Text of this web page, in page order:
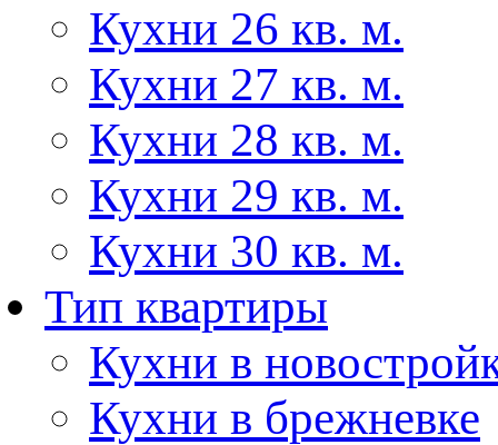
Кухни 26 кв. м.
Кухни 27 кв. м.
Кухни 28 кв. м.
Кухни 29 кв. м.
Кухни 30 кв. м.
Тип квартиры
Кухни в
Кухни в брежневке